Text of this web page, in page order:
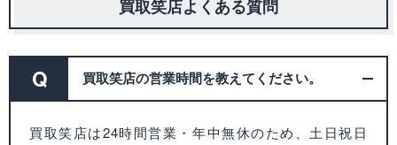
買取笑店よくある質問
Q 買取笑店の営業時間を教えてください。
買取笑店は24時間営業・年中無休のため、土日祝日